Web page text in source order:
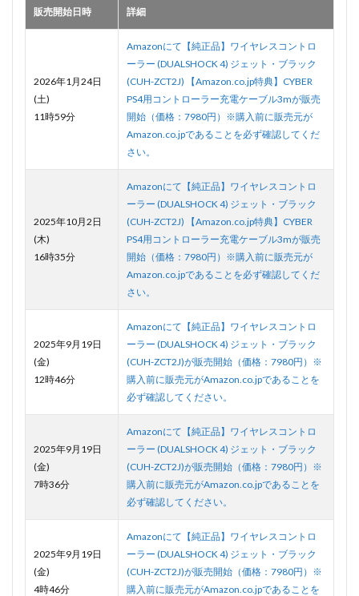
販売開始日時 詳細
2026年1月24日
(土)
11時59分
Amazonにて【純正品】ワイヤレスコントロ
ーラー (DUALSHOCK 4) ジェット・ブラック
(CUH-ZCT2J) 【Amazon.co.jp特典】CYBER
PS4用コントローラー充電ケーブル3mが販売
開始（価格：7980円）※購入前に販売元が
Amazon.co.jpであることを必ず確認してくだ
さい。
2025年10月2日
(木)
16時35分
Amazonにて【純正品】ワイヤレスコントロ
ーラー (DUALSHOCK 4) ジェット・ブラック
(CUH-ZCT2J) 【Amazon.co.jp特典】CYBER
PS4用コントローラー充電ケーブル3mが販売
開始（価格：7980円）※購入前に販売元が
Amazon.co.jpであることを必ず確認してくだ
さい。
2025年9月19日
(金)
12時46分
Amazonにて【純正品】ワイヤレスコントロ
ーラー (DUALSHOCK 4) ジェット・ブラック
(CUH-ZCT2J)が販売開始（価格：7980円）※
購入前に販売元がAmazon.co.jpであることを
必ず確認してください。
2025年9月19日
(金)
7時36分
Amazonにて【純正品】ワイヤレスコントロ
ーラー (DUALSHOCK 4) ジェット・ブラック
(CUH-ZCT2J)が販売開始（価格：7980円）※
購入前に販売元がAmazon.co.jpであることを
必ず確認してください。
2025年9月19日
(金)
4時46分
Amazonにて【純正品】ワイヤレスコントロ
ーラー (DUALSHOCK 4) ジェット・ブラック
(CUH-ZCT2J)が販売開始（価格：7980円）※
購入前に販売元がAmazon.co.jpであることを